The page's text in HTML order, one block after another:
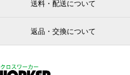
送料・配送について
返品・交換について